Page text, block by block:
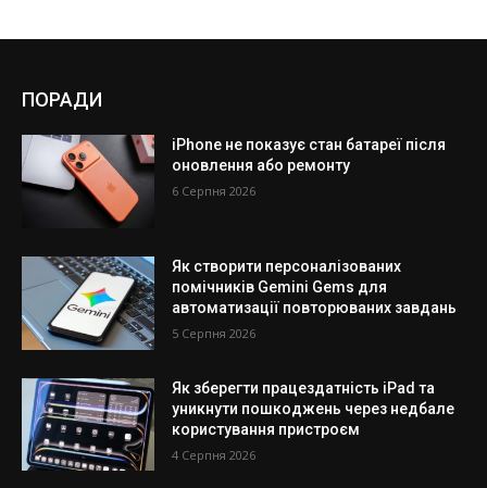
ПОРАДИ
iPhone не показує стан батареї після
оновлення або ремонту
6 Серпня 2026
Як створити персоналізованих
помічників Gemini Gems для
автоматизації повторюваних завдань
5 Серпня 2026
Як зберегти працездатність iPad та
уникнути пошкоджень через недбале
користування пристроєм
4 Серпня 2026